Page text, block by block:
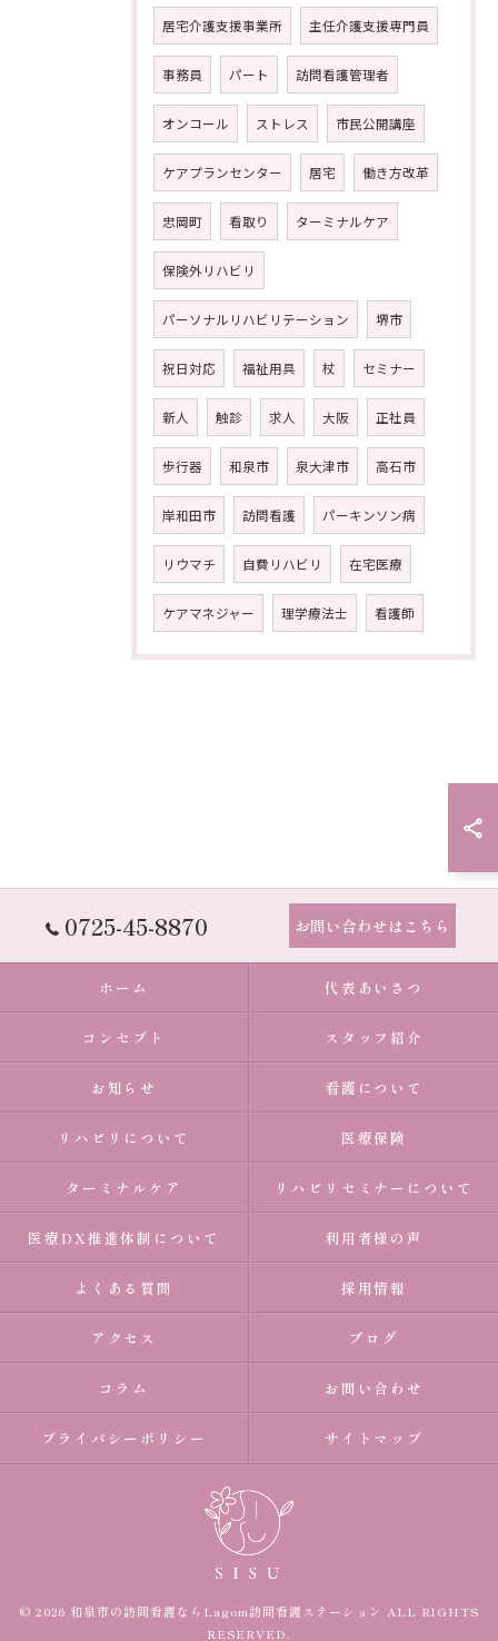
居宅介護支援事業所 主任介護支援専門員
事務員 パート 訪問看護管理者
オンコール ストレス 市民公開講座
ケアプランセンター 居宅 働き方改革
忠岡町 看取り ターミナルケア
保険外リハビリ
パーソナルリハビリテーション 堺市
祝日対応 福祉用具 杖 セミナー
新人 触診 求人 大阪 正社員
歩行器 和泉市 泉大津市 高石市
岸和田市 訪問看護 パーキンソン病
リウマチ 自費リハビリ 在宅医療
ケアマネジャー 理学療法士 看護師
0725-45-8870 お問い合わせはこちら
ホーム 代表あいさつ
コンセプト スタッフ紹介
お知らせ 看護について
リハビリについて 医療保険
ターミナルケア リハビリセミナーについて
医療DX推進体制について 利用者様の声
よくある質問 採用情報
アクセス ブログ
コラム お問い合わせ
プライバシーポリシー サイトマップ
© 2026 和泉市の訪問看護ならLagom訪問看護ステーション ALL RIGHTS
RESERVED.